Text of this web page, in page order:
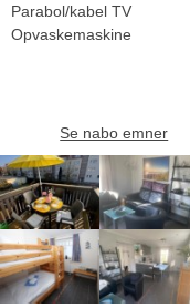
Parabol/kabel TV
Opvaskemaskine
Se nabo emner